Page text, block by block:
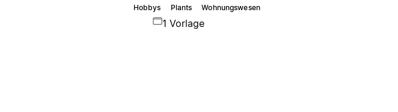
Hobbys Plants Wohnungswesen
1 Vorlage